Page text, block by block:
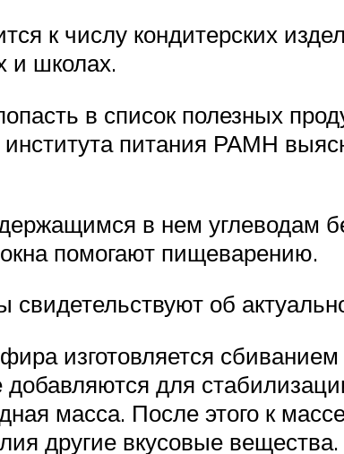
к числу кондитерских
и школах.
в список полезных
питания РАМН
в нем углеводам
помогают пищеварению.
свидетельствуют об
изготовляется
для
масса. После этого к
другие вкусовые вещества.